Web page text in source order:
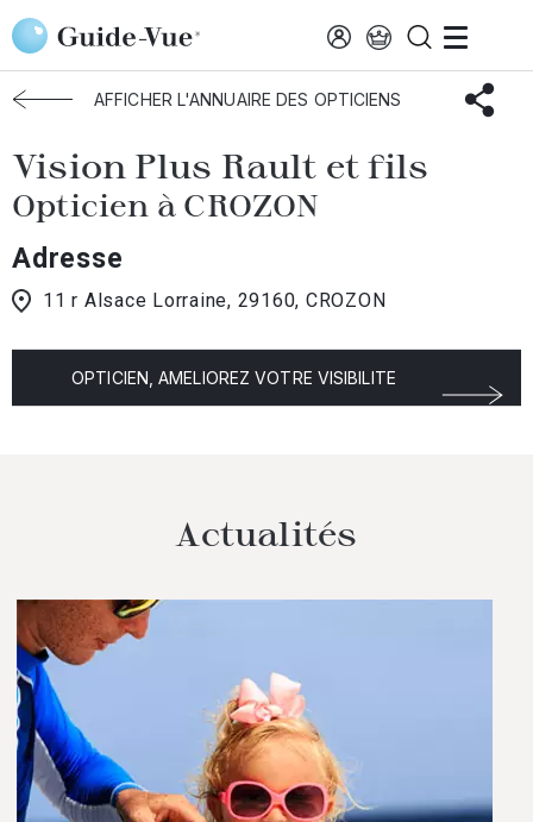
Aller au contenu principal
Accueil Choisir mon opticien Vision Plus Rault et Fils
AFFICHER L'ANNUAIRE DES OPTICIENS
Vision Plus Rault et fils
Opticien à CROZON
Adresse
11 r Alsace Lorraine, 29160, CROZON
OPTICIEN, AMELIOREZ VOTRE VISIBILITE
Actualités